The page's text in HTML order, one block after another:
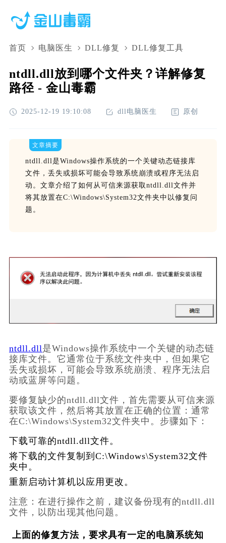
首页 电脑医生 DLL修复 DLL修复工具
ntdll.dll放到哪个文件夹？详解修复
路径 - 金山毒霸
2025-12-19 19:10:08 dll电脑医生 原创
文章摘要
ntdll.dll是Windows操作系统的一个关键动态链接库
文件，丢失或损坏可能会导致系统崩溃或程序无法启
动。文章介绍了如何从可信来源获取ntdll.dll文件并
将其放置在C:\Windows\System32文件夹中以修复问
题。
ntdll.dll是Windows操作系统中一个关键的动态链
接库文件。它通常位于系统文件夹中，但如果它
丢失或损坏，可能会导致系统崩溃、程序无法启
动或蓝屏等问题。
要修复缺少的ntdll.dll文件，首先需要从可信来源
获取该文件，然后将其放置在正确的位置：通常
在C:\Windows\System32文件夹中。步骤如下：
下载可靠的ntdll.dll文件。
将下载的文件复制到C:\Windows\System32文件
夹中。
重新启动计算机以应用更改。
注意：在进行操作之前，建议备份现有的ntdll.dll
文件，以防出现其他问题。
上面的修复方法，要求具有一定的电脑系统知